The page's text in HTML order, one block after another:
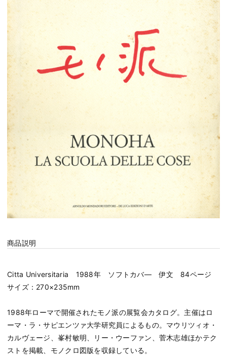
商品説明
Citta Universitaria 1988年 ソフトカバ― 伊文 84ページ
サイズ：270×235mm
1988年ローマで開催されたモノ派の展覧会カタログ。主催はロ
ーマ・ラ・サピエンツァ大学研究員によるもの。マウリツィオ・
カルヴェージ、峯村敏明、リー・ウーファン、菅木志雄ほかテク
ストを掲載、モノクロ図版を収録している。